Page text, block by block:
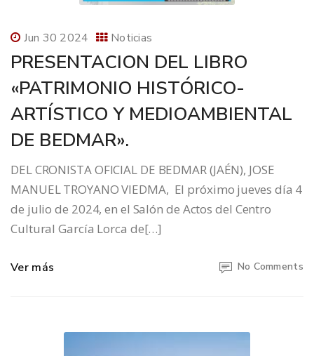
Jun 30 2024 Noticias
PRESENTACION DEL LIBRO
«PATRIMONIO HISTÓRICO-
ARTÍSTICO Y MEDIOAMBIENTAL
DE BEDMAR».
DEL CRONISTA OFICIAL DE BEDMAR (JAÉN), JOSE
MANUEL TROYANO VIEDMA, El próximo jueves día 4
de julio de 2024, en el Salón de Actos del Centro
Cultural García Lorca de[…]
Ver más No Comments